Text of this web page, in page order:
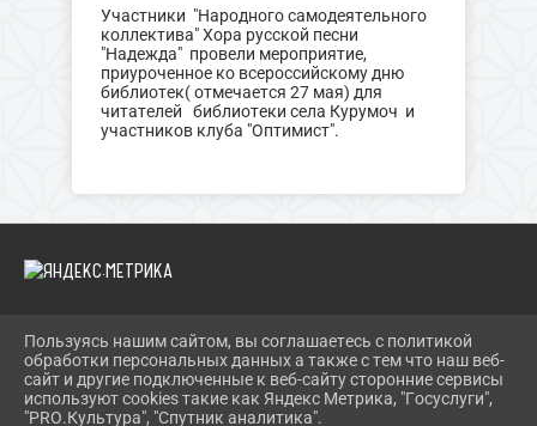
Участники "Народного самодеятельного
коллектива" Хора русской песни
"Надежда" провели мероприятие,
приуроченное ко всероссийскому дню
библиотек( отмечается 27 мая) для
читателей библиотеки села Курумоч и
участников клуба "Оптимист".
2026 Г. KURUMOCH-CK.RU
ВХОД
КАРТА САЙТА
ПОЛИТИКА ОБРАБОТКИ ПЕРСОНАЛЬНЫХ ДАННЫХ
Пользуясь нашим сайтом, вы соглашаетесь с политикой
обработки персональных данных а также с тем что наш веб-
сайт и другие подключенные к веб-сайту сторонние сервисы
используют cookies такие как Яндекс Метрика, "Госуслуги",
"PRO.Культура", "Спутник аналитика".